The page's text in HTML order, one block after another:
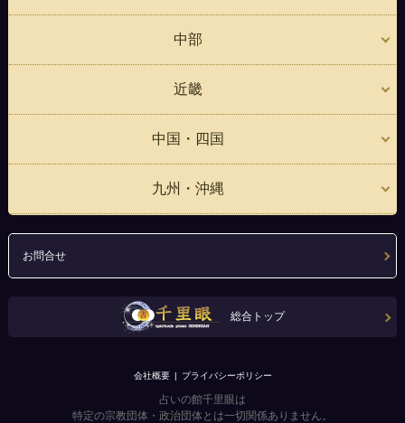
中部
近畿
中国・四国
九州・沖縄
お問合せ
総合トップ
会社概要 プライバシーポリシー
占いの館千里眼は
特定の宗教団体・政治団体とは一切関係ありません。